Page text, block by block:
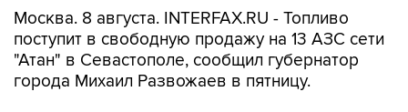
"Атан" в Севастополе, сообщил губернатор
города Михаил Развожаев в пятницу.
"Сегодня с 10:00 на 13 заправках "Атан" в